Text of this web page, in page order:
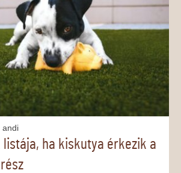
andi
listája, ha kiskutya érkezik a